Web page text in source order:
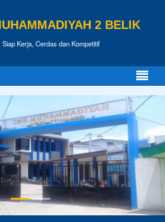
2 BELIK
Siap Kerja, Cerdas dan Kompetitif